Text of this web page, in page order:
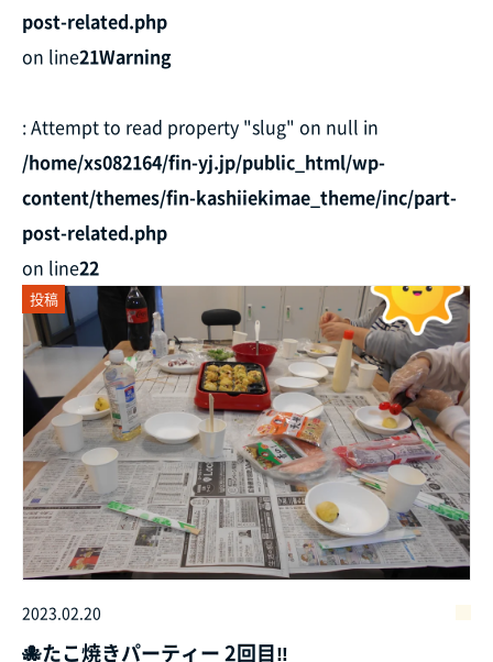
post-related.php
on line21Warning
: Attempt to read property "slug" on null in
/home/xs082164/fin-yj.jp/public_html/wp-
content/themes/fin-kashiiekimae_theme/inc/part-
post-related.php
on line22
投稿
2023.02.20
🐙たこ焼きパーティー 2回目‼